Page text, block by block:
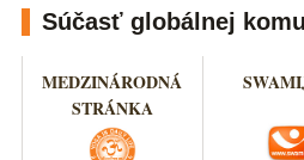
Súčasť globálnej
MEDZINÁRODNÁ
STRÁNKA